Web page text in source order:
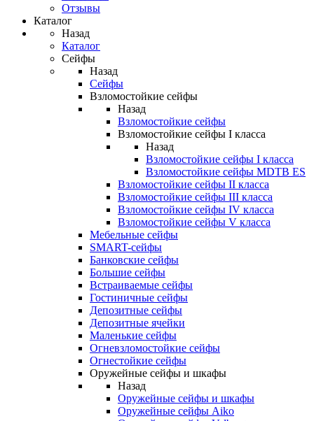
Отзывы
Каталог
Назад
Каталог
Сейфы
Назад
Сейфы
Взломостойкие сейфы
Назад
Взломостойкие сейфы
Взломостойкие сейфы I класса
Назад
Взломостойкие сейфы I класса
Взломостойкие сейфы MDTB ES
Взломостойкие сейфы II класса
Взломостойкие сейфы III класса
Взломостойкие сейфы IV класса
Взломостойкие сейфы V класса
Мебельные сейфы
SMART-сейфы
Банковские сейфы
Большие сейфы
Встраиваемые сейфы
Гостиничные сейфы
Депозитные сейфы
Депозитные ячейки
Маленькие сейфы
Огневзломостойкие сейфы
Огнестойкие сейфы
Оружейные сейфы и шкафы
Назад
Оружейные сейфы и шкафы
Оружейные сейфы Aiko